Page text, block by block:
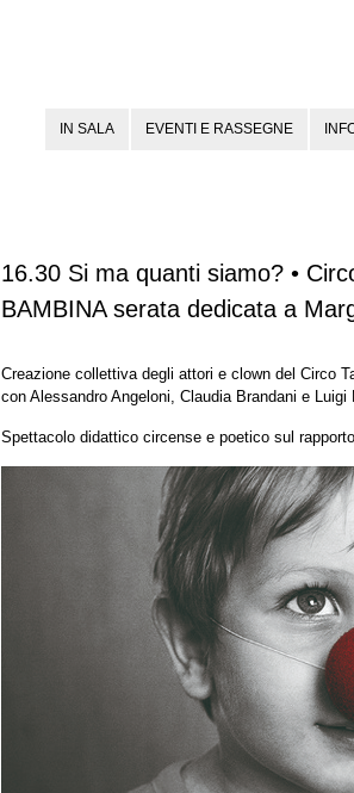
IN SALA EVENTI E RASSEGNE
16.30 Si ma quanti siamo? •
BAMBINA serata dedicata a
Creazione collettiva degli attori e clown del Circo
con Alessandro Angeloni, Claudia Brandani e Luigi
Spettacolo didattico circense e poetico sul